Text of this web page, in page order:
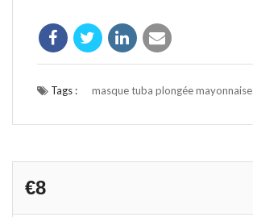
Tags : masque tuba plongée mayonnaise
€8